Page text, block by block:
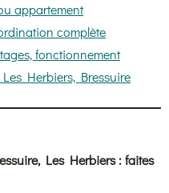
appartement
complète
fonctionnement
Herbiers, Bressuire
Les Herbiers : faites